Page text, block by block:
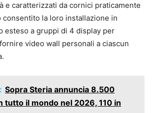
e caratterizzati da cornici praticamente
consentito la loro installazione in
esteso a gruppi di 4 display per
video wall personali a ciascun
Sopra Steria annuncia 8.500
tutto il mondo nel 2026, 110 in